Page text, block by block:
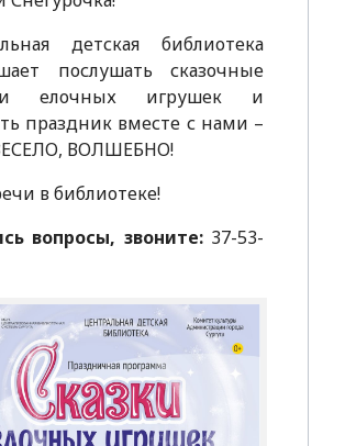
детская библиотека
послушать сказочные
елочных игрушек и
праздник вместе с нами –
ВОЛШЕБНО!
в библиотеке!
вопросы, звоните:37-53-